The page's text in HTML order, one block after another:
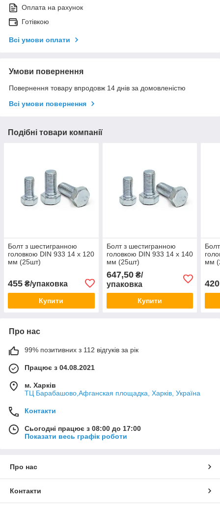
Оплата на рахунок
Готівкою
Всі умови оплати
Умови повернення
Повернення товару впродовж 14 днів за домовленістю
Всі умови повернення
Подібні товари компанії
Болт з шестигранною
головкою DIN 933 14 х 120
мм (25шт)
455 ₴/упаковка
Купити
Болт з шестигранною
головкою DIN 933 14 х 140
мм (25шт)
647,50₴/
упаковка
Купити
мм
420
Про нас
99% позитивних з 112 відгуків за рік
Працює з 04.08.2021
м. Харків
ТЦ Барабашово,Афганская площадка, Харків, Україна
Контакти
Сьогодні працює з 08:00 до 17:00
Показати весь графік роботи
Про нас
Контакти